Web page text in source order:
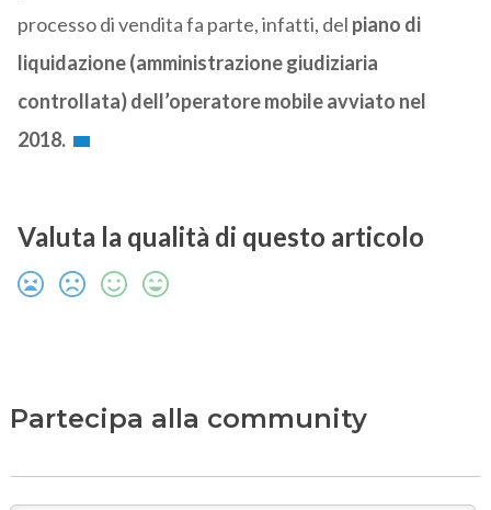
processo di vendita fa parte, infatti, del piano di
liquidazione (amministrazione giudiziaria
controllata) dell’operatore mobile avviato nel
2018.
Valuta la qualità di questo articolo
Partecipa alla community